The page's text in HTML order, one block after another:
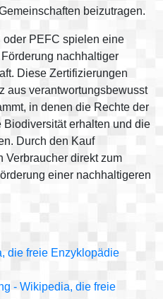
beizutragen.
PEFC spielen eine
nachhaltiger
Diese Zertifizierungen
aus verantwortungsbewusst
in denen die Rechte der
erhalten und die
Durch den Kauf
Verbraucher direkt zum
einer nachhaltigeren
die freie Enzyklopädie
- Wikipedia, die freie